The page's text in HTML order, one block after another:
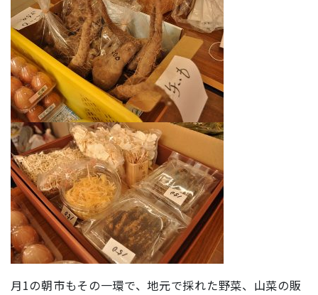
月1の朝市もその一環で、地元で採れた野菜、山菜の販